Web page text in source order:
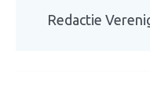
Redactie